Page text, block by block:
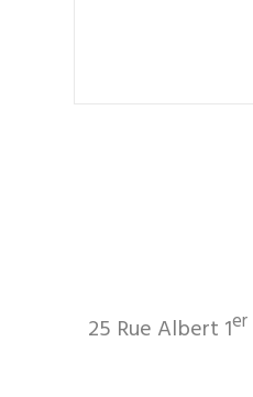
25 Rue Albert 1er